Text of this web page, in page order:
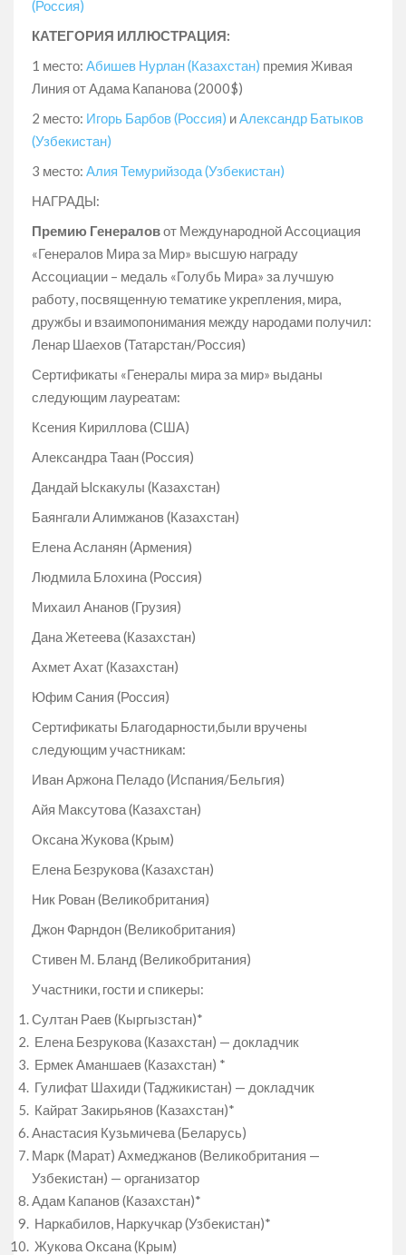
(Россия)
КАТЕГОРИЯ ИЛЛЮСТРАЦИЯ:
1 место: Абишев Нурлан (Казахстан) премия Живая
Линия от Адама Капанова (2000$)
2 место: Игорь Барбов (Россия) иАлександр Батыков
(Узбекистан)
3 место: Алия Темурийзода (Узбекистан)
НАГРАДЫ:
Премию Генераловот Международной Ассоциация
«Генералов Мира за Мир» высшую награду
Ассоциации – медаль «Голубь Мира» за лучшую
работу, посвященную тематике укрепления, мира,
дружбы и взаимопонимания между народами получил:
Ленар Шаехов (Татарстан/Россия)
Сертификаты «Генералы мира за мир» выданы
следующим лауреатам:
Ксения Кириллова (США)
Александра Таан (Россия)
Дандай Ыскакулы (Казахстан)
Баянгали Алимжанов (Казахстан)
Елена Асланян (Армения)
Людмила Блохина (Россия)
Михаил Ананов (Грузия)
Дана Жетеева (Казахстан)
Ахмет Ахат (Казахстан)
Юфим Сания (Россия)
Сертификаты Благодарности,были вручены
следующим участникам:
Иван Аржона Пеладо (Испания/Бельгия)
Айя Максутова (Казахстан)
Оксана Жукова (Крым)
Елена Безрукова (Казахстан)
Ник Рован (Великобритания)
Джон Фарндон (Великобритания)
Стивен М. Бланд (Великобритания)
Участники, гости и спикеры:
Султан Раев (Кыргызстан)*
Елена Безрукова (Казахстан) — докладчик
Ермек Аманшаев (Казахстан) *
Гулифат Шахиди (Таджикистан) — докладчик
Кайрат Закирьянов (Казахстан)*
Анастасия Кузьмичева (Беларусь)
Марк (Марат) Ахмеджанов (Великобритания —
Узбекистан) — организатор
Адам Капанов (Казахстан)*
Наркабилов, Наркучкар (Узбекистан)*
Жукова Оксана (Крым)